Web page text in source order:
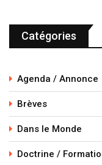
Catégories
Agenda / Annonce
Brèves
Dans le Monde
Doctrine /